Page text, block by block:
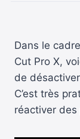
Dans le
Cut Pro X,
de
C’est très
réactiver des